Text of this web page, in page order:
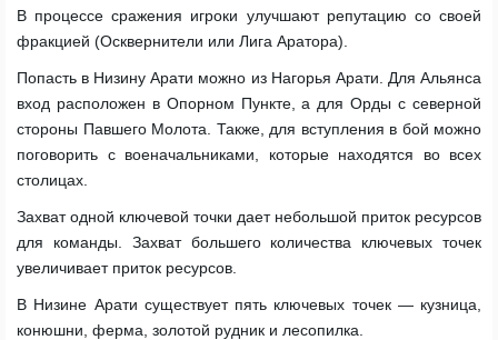
В процессе сражения игроки улучшают репутацию со своей
фракцией (Осквернители или Лига Аратора).
Попасть в Низину Арати можно из Нагорья Арати. Для Альянса
вход расположен в Опорном Пункте, а для Орды с северной
стороны Павшего Молота. Также, для вступления в бой можно
поговорить с военачальниками, которые находятся во всех
столицах.
Захват одной ключевой точки дает небольшой приток ресурсов
для команды. Захват большего количества ключевых точек
увеличивает приток ресурсов.
В Низине Арати существует пять ключевых точек — кузница,
конюшни, ферма, золотой рудник и лесопилка.